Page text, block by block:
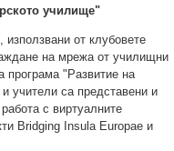
училище"
използвани от клубовете
на мрежа от училищни
програма "Развитие на
учители са представени и
с виртуалните
Bridging Insula Europae и